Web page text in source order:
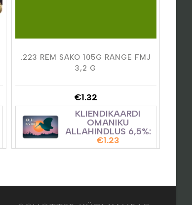
.223 REM SAKO 105G RANGE FMJ
3,2 G
€1.32
KLIENDIKAARDI
OMANIKU
ALLAHINDLUS 6,5%:
€1.23